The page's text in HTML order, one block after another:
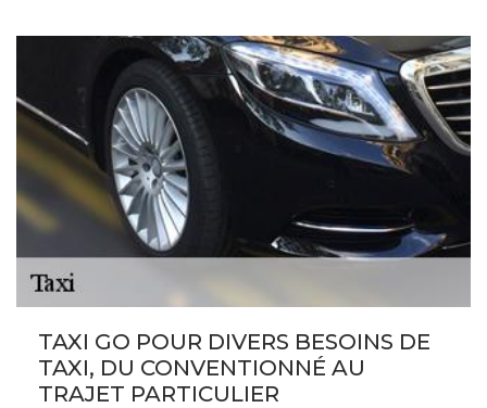
TAXI GO POUR DIVERS BESOINS DE
TAXI, DU CONVENTIONNÉ AU
TRAJET PARTICULIER